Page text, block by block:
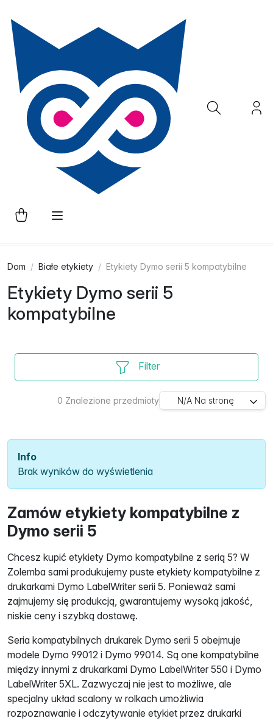
Dom Białe etykiety Etykiety Dymo serii 5 kompatybilne
Etykiety Dymo serii 5
kompatybilne
Filter
0 Znalezione przedmioty N/A Na stronę
Info
Brak wyników do wyświetlenia
Zamów etykiety kompatybilne z
Dymo serii 5
Chcesz kupić etykiety Dymo kompatybilne z serią 5? W
Zolemba sami produkujemy puste etykiety kompatybilne z
drukarkami Dymo LabelWriter serii 5. Ponieważ sami
zajmujemy się produkcją, gwarantujemy wysoką jakość,
niskie ceny i szybką dostawę.
Seria kompatybilnych drukarek Dymo serii 5 obejmuje
modele Dymo 99012 i Dymo 99014. Są one kompatybilne
między innymi z drukarkami Dymo LabelWriter 550 i Dymo
LabelWriter 5XL. Zazwyczaj nie jest to możliwe, ale
specjalny układ scalony w rolkach umożliwia
rozpoznawanie i odczytywanie etykiet przez drukarki